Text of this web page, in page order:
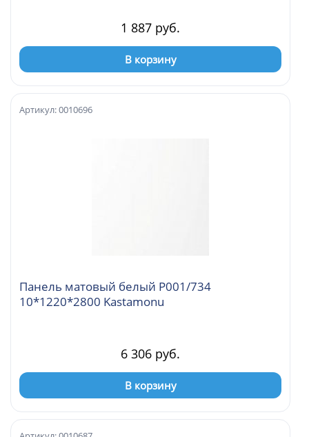
1 887 руб.
В корзину
Панель матовый белый Р001/734
10*1220*2800 Kastamonu
Артикул: 0010696
6 306 руб.
В корзину